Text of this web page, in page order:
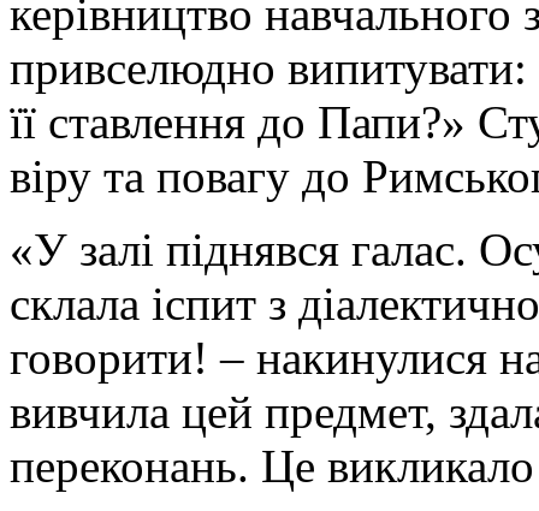
керівництво навчального
привселюдно
її ставлення до Папи?»
віру та повагу до
«У залі піднявся галас.
склала іспит з
говорити! – накинулися
вивчила цей предмет,
переконань. Це